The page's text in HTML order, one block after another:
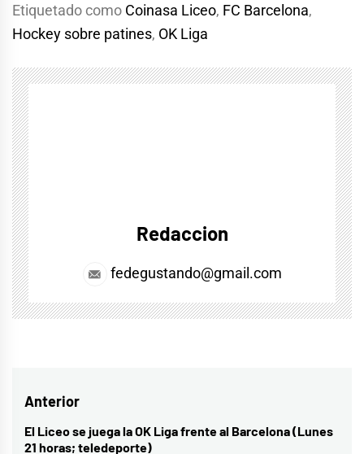
Etiquetado como Coinasa Liceo, FC Barcelona,
Hockey sobre patines, OK Liga
Redaccion
fedegustando@gmail.com
Navegación
de
Anterior
Entrada
El Liceo se juega la OK Liga frente al Barcelona (Lunes
21 horas; teledeporte)